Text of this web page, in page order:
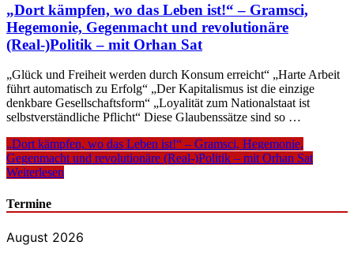
„Dort kämpfen, wo das Leben ist!“ – Gramsci,
Hegemonie, Gegenmacht und revolutionäre
(Real-)Politik – mit Orhan Sat
„Glück und Freiheit werden durch Konsum erreicht“ „Harte Arbeit
führt automatisch zu Erfolg“ „Der Kapitalismus ist die einzige
denkbare Gesellschaftsform“ „Loyalität zum Nationalstaat ist
selbstverständliche Pflicht“ Diese Glaubenssätze sind so …
„Dort kämpfen, wo das Leben ist!“ – Gramsci, Hegemonie,
Gegenmacht und revolutionäre (Real-)Politik – mit Orhan Sat
Weiterlesen
Termine
August 2026